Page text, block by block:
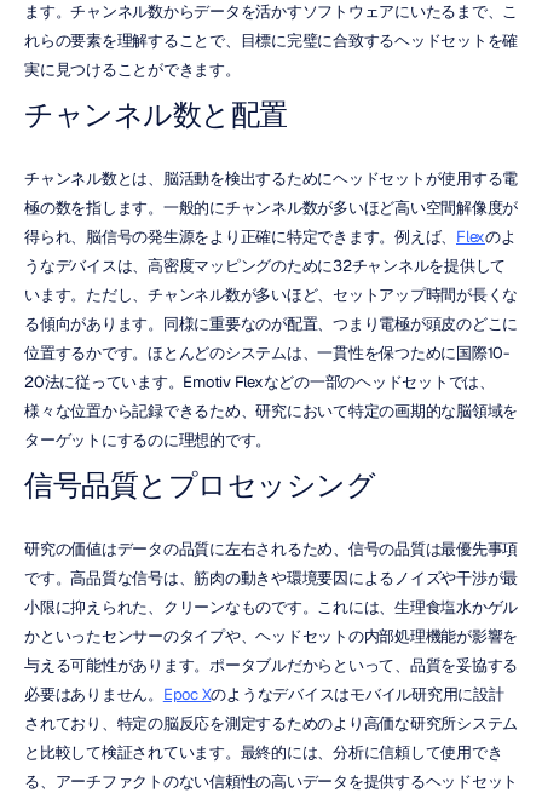
ます。チャンネル数からデータを活かすソフトウェアにいたるまで、こ
れらの要素を理解することで、目標に完璧に合致するヘッドセットを確
実に見つけることができます。
チャンネル数と配置
チャンネル数とは、脳活動を検出するためにヘッドセットが使用する電
極の数を指します。一般的にチャンネル数が多いほど高い空間解像度が
得られ、脳信号の発生源をより正確に特定できます。例えば、 Flexのよ
うなデバイスは、高密度マッピングのために32チャンネルを提供して
います。ただし、チャンネル数が多いほど、セットアップ時間が長くな
る傾向があります。同様に重要なのが配置、つまり電極が頭皮のどこに
位置するかです。ほとんどのシステムは、一貫性を保つために国際10-
20法に従っています。Emotiv Flexなどの一部のヘッドセットでは、
様々な位置から記録できるため、研究において特定の画期的な脳領域を
ターゲットにするのに理想的です。
信号品質とプロセッシング
研究の価値はデータの品質に左右されるため、信号の品質は最優先事項
です。高品質な信号は、筋肉の動きや環境要因によるノイズや干渉が最
小限に抑えられた、クリーンなものです。これには、生理食塩水かゲル
かといったセンサーのタイプや、ヘッドセットの内部処理機能が影響を
与える可能性があります。ポータブルだからといって、品質を妥協する
必要はありません。 Epoc Xのようなデバイスはモバイル研究用に設計
されており、特定の脳反応を測定するためのより高価な研究所システム
と比較して検証されています。最終的には、分析に信頼して使用でき
る、アーチファクトのない信頼性の高いデータを提供するヘッドセット